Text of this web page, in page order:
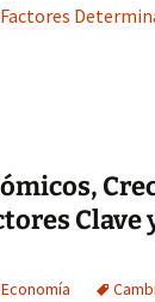
Clave
Economía